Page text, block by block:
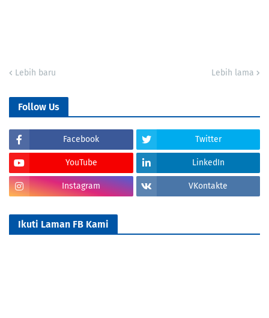
Lebih baru Lebih lama
Follow Us
Facebook Twitter
YouTube LinkedIn
Instagram VKontakte
Ikuti Laman FB Kami